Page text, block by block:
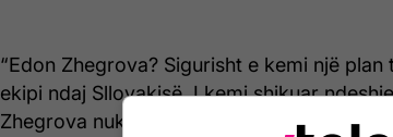
“Edon Zhegrova? Sigurisht e kemi një
ekipi ndaj Sllovakisë. I kemi shikuar
Zhegrova nuk e ka pasur shumë të lehtë,